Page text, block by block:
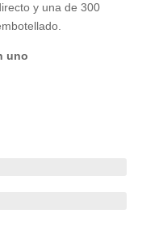
y una de 300
uno